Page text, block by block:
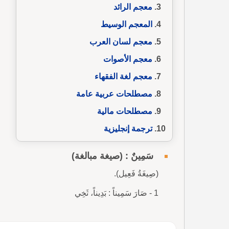
معجم الرائد
المعجم الوسيط
معجم لسان العرب
معجم الأصوات
معجم لغة الفقهاء
مصطلحات عربية عامة
مصطلحات مالية
ترجمة إنجليزية
سَمِينٌ : (صيغة مبالغة)
(صِيغَةُ فَعِيل).
1 - صَارَ سَمِيناً : بَدِيناً، ثَخِي